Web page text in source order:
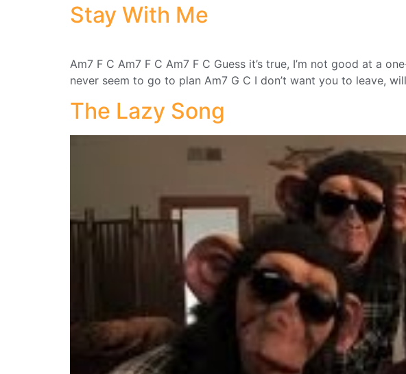
Stay With Me
Am7 F C Am7 F C Am7 F C Guess it’s true, I’m not good at a
never seem to go to plan Am7 G C I don’t want you to leave,
The Lazy Song